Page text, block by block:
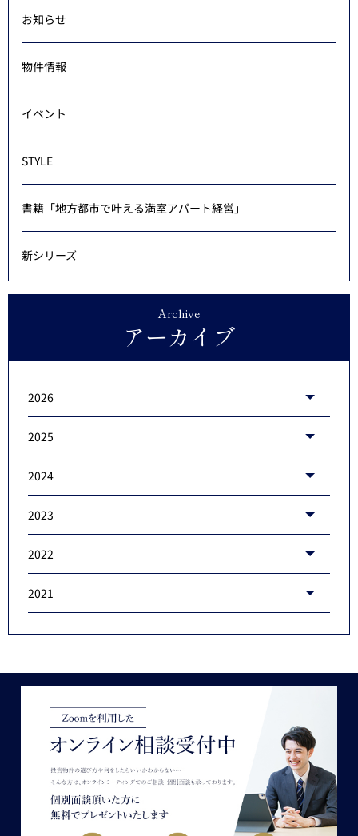
お知らせ
物件情報
イベント
STYLE
書籍「地方都市で叶える満室アパート経営」
新シリーズ
Archive
アーカイブ
2026
2025
2024
2023
2022
2021